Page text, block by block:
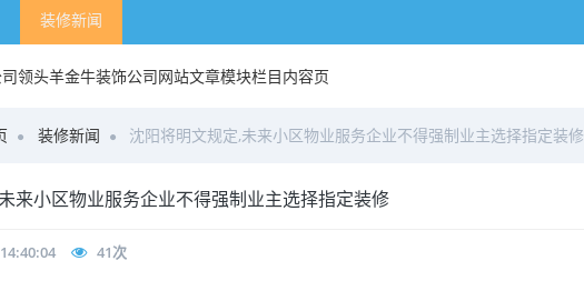
装修新闻
领头羊金牛装饰公司网站文章模块栏目内容页
装修新闻 沈阳将明文规定,未来小区物业服务企业不得强制业主选择指定装修
来小区物业服务企业不得强制业主选择指定装修
41次